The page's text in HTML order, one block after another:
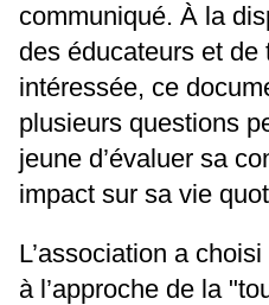
communiqué. À la
des éducateurs et de
intéressée, ce
plusieurs questions
jeune d’évaluer sa
impact sur sa vie
L’association a
à l’approche de la